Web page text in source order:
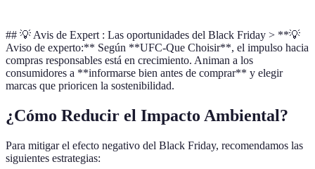
## 💡 Avis de Expert : Las oportunidades del Black Friday > **💡
Aviso de experto:** Según **UFC-Que Choisir**, el impulso hacia
compras responsables está en crecimiento. Animan a los
consumidores a **informarse bien antes de comprar** y elegir
marcas que prioricen la sostenibilidad.
¿Cómo Reducir el Impacto Ambiental?
Para mitigar el efecto negativo del Black Friday, recomendamos las
siguientes estrategias: